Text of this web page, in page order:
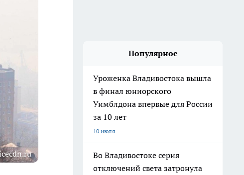
Популярное
Уроженка Владивостока вышла
в финал юниорского
Уимблдона впервые для России
за 10 лет
10 июля
Во Владивостоке серия
отключений света затронула